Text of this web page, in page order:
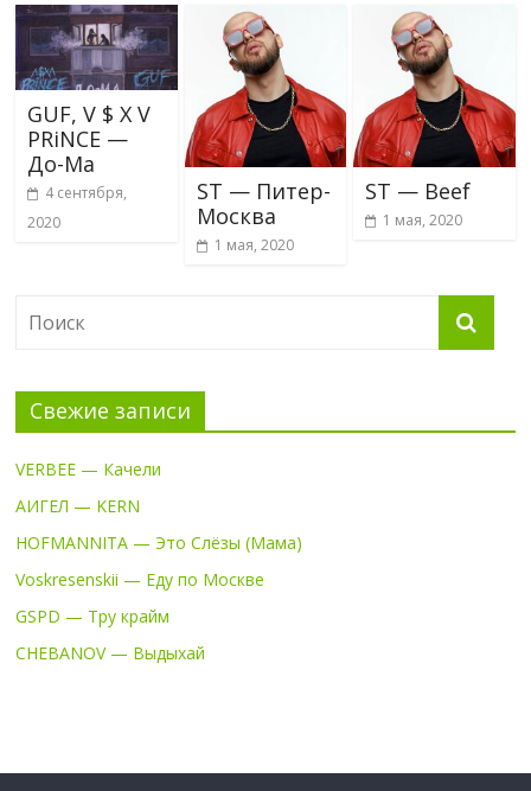
GUF, V $ X V
PRiNCE —
До-Ма
4 сентября,
2020
ST — Питер-
Москва
1 мая, 2020
ST — Beef
1 мая, 2020
Свежие записи
VERBEE — Качели
АИГЕЛ — KERN
HOFMANNITA — Это Слёзы (Мама)
Voskresenskii — Еду по Москве
GSPD — Тру крайм
CHEBANOV — Выдыхай